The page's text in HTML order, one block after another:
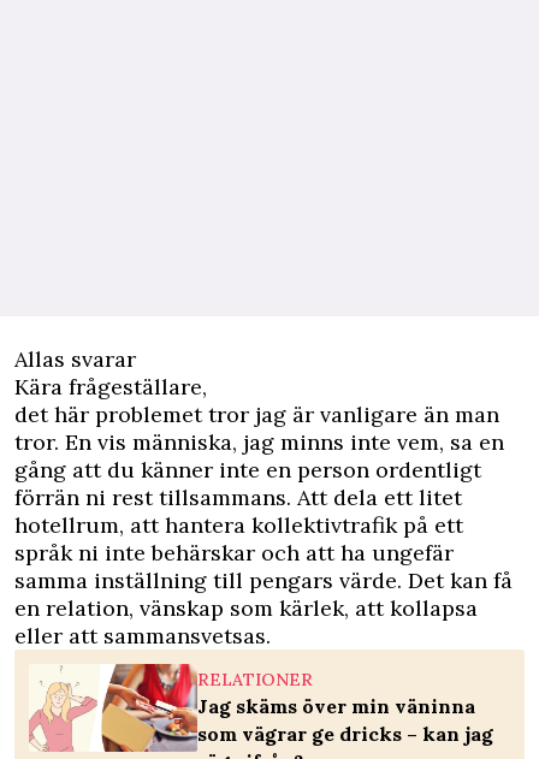
Allas svarar
Kära frågeställare,
det här problemet tror jag är vanligare än man
tror. En vis människa, jag minns inte vem, sa en
gång att du känner inte en person ordentligt
förrän ni rest tillsammans. Att dela ett litet
hotellrum, att hantera kollektivtrafik på ett
språk ni inte behärskar och att ha ungefär
samma inställning till pengars värde. Det kan få
en relation, vänskap som kärlek, att kollapsa
eller att sammansvetsas.
RELATIONER
Jag skäms över min väninna
som vägrar ge dricks – kan jag